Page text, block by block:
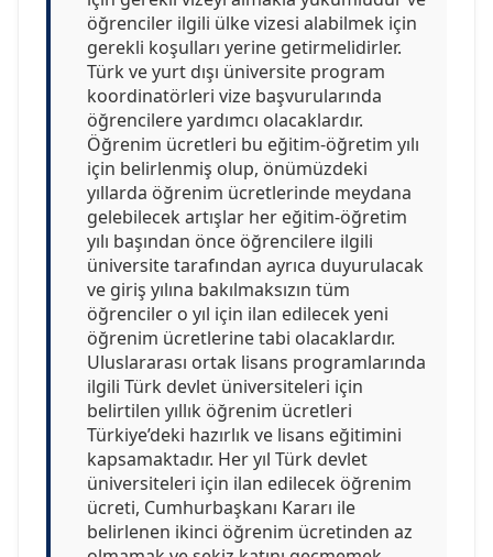
öğrenciler ilgili ülke vizesi alabilmek için
gerekli koşulları yerine getirmelidirler.
Türk ve yurt dışı üniversite program
koordinatörleri vize başvurularında
öğrencilere yardımcı olacaklardır.
Öğrenim ücretleri bu eğitim-öğretim yılı
için belirlenmiş olup, önümüzdeki
yıllarda öğrenim ücretlerinde meydana
gelebilecek artışlar her eğitim-öğretim
yılı başından önce öğrencilere ilgili
üniversite tarafından ayrıca duyurulacak
ve giriş yılına bakılmaksızın tüm
öğrenciler o yıl için ilan edilecek yeni
öğrenim ücretlerine tabi olacaklardır.
Uluslararası ortak lisans programlarında
ilgili Türk devlet üniversiteleri için
belirtilen yıllık öğrenim ücretleri
Türkiye’deki hazırlık ve lisans eğitimini
kapsamaktadır. Her yıl Türk devlet
üniversiteleri için ilan edilecek öğrenim
ücreti, Cumhurbaşkanı Kararı ile
belirlenen ikinci öğrenim ücretinden az